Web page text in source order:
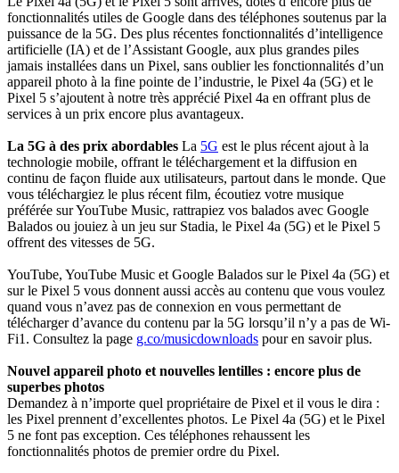
fonctionnalités utiles de Google dans des téléphones soutenus par la
puissance de la 5G. Des plus récentes fonctionnalités d’intelligence
artificielle (IA) et de l’Assistant Google, aux plus grandes piles
jamais installées dans un Pixel, sans oublier les fonctionnalités d’un
appareil photo à la fine pointe de l’industrie, le Pixel 4a (5G) et le
Pixel 5 s’ajoutent à notre très apprécié Pixel 4a en offrant plus de
services à un prix encore plus avantageux.
La 5G à des prix abordables La 5G est le plus récent ajout à la
technologie mobile, offrant le téléchargement et la diffusion en
continu de façon fluide aux utilisateurs, partout dans le monde. Que
vous téléchargiez le plus récent film, écoutiez votre musique
préférée sur YouTube Music, rattrapiez vos balados avec Google
Balados ou jouiez à un jeu sur Stadia, le Pixel 4a (5G) et le Pixel 5
offrent des vitesses de 5G.
YouTube, YouTube Music et Google Balados sur le Pixel 4a (5G) et
sur le Pixel 5 vous donnent aussi accès au contenu que vous voulez
quand vous n’avez pas de connexion en vous permettant de
télécharger d’avance du contenu par la 5G lorsqu’il n’y a pas de Wi-
Fi1. Consultez la page g.co/musicdownloads pour en savoir plus.
Nouvel appareil photo et nouvelles lentilles : encore plus de
superbes photos
Demandez à n’importe quel propriétaire de Pixel et il vous le dira :
les Pixel prennent d’excellentes photos. Le Pixel 4a (5G) et le Pixel
5 ne font pas exception. Ces téléphones rehaussent les
fonctionnalités photos de premier ordre du Pixel.